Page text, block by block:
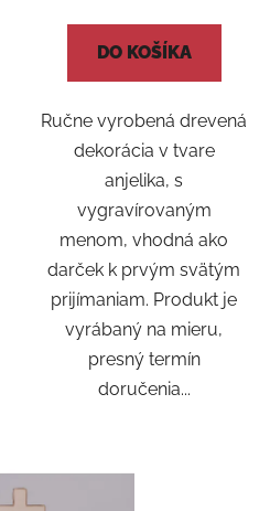
DO KOŠÍKA
Ručne vyrobená drevená
dekorácia v tvare
anjelika, s
vygravírovaným
menom, vhodná ako
darček k prvým svätým
prijímaniam. Produkt je
vyrábaný na mieru,
presný termín
doručenia...